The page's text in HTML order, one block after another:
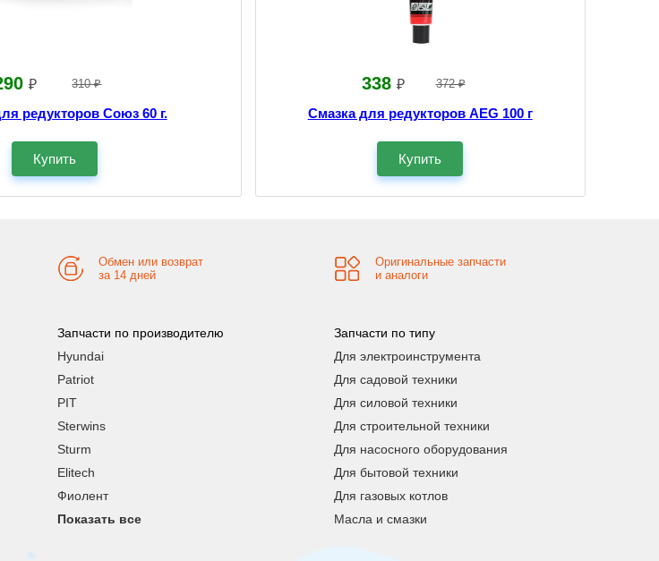
₽ 310 ₽
редукторов Союз 60 г.
Купить
338 ₽ 372 ₽
Смазка для редукторов AEG 100 г
Купить
Обмен или возврат
за 14 дней
Оригинальные запчасти
и аналоги
Запчасти по производителю
Hyundai
Patriot
PIT
Sterwins
Sturm
Elitech
Фиолент
Показать все
Запчасти по типу
Для электроинструмента
Для садовой техники
Для силовой техники
Для строительной техники
Для насосного оборудования
Для бытовой техники
Для газовых котлов
Масла и смазки